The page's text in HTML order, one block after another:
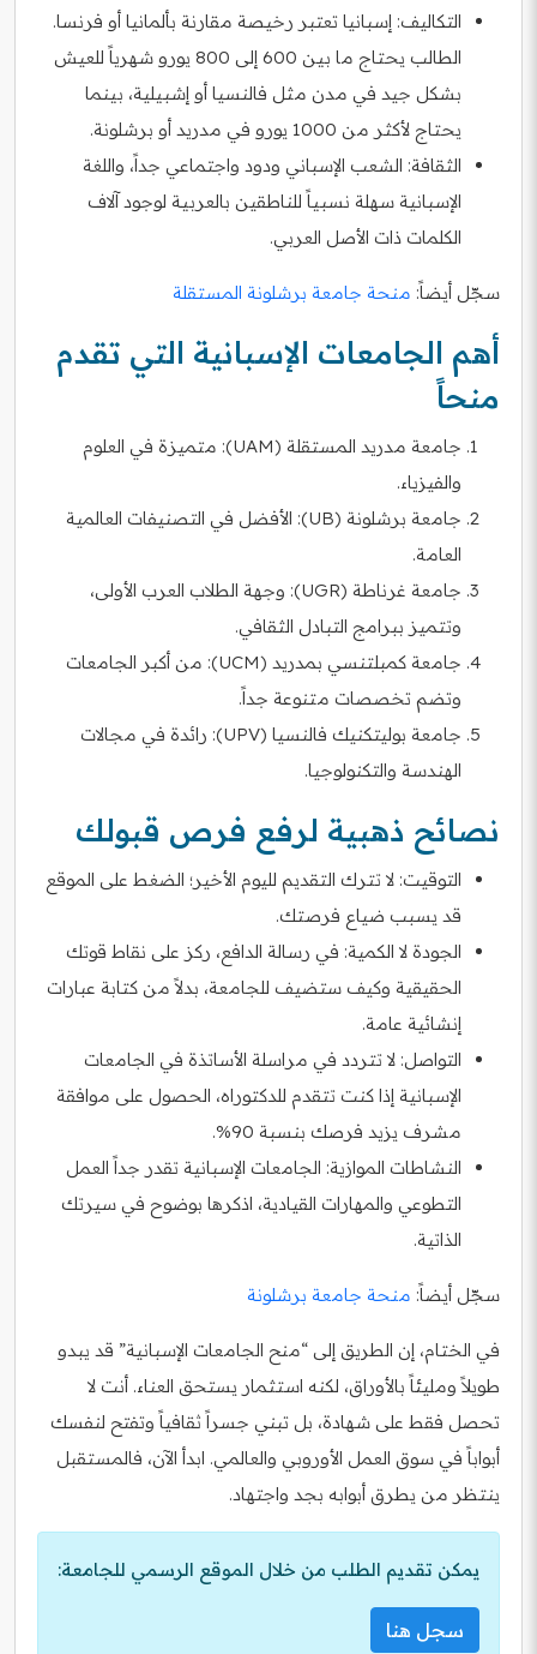
التكاليف: إسبانيا تعتبر رخيصة مقارنة بألمانيا أو فرنسا.
الطالب يحتاج ما بين 600 إلى 800 يورو شهرياً للعيش
بشكل جيد في مدن مثل فالنسيا أو إشبيلية، بينما
يحتاج لأكثر من 1000 يورو في مدريد أو برشلونة.
الثقافة: الشعب الإسباني ودود واجتماعي جداً، واللغة
الإسبانية سهلة نسبياً للناطقين بالعربية لوجود آلاف
الكلمات ذات الأصل العربي.
سجّل أيضاً: منحة جامعة برشلونة المستقلة
أهم الجامعات الإسبانية التي تقدم
منحاً
جامعة مدريد المستقلة (UAM): متميزة في العلوم
والفيزياء.
جامعة برشلونة (UB): الأفضل في التصنيفات العالمية
العامة.
جامعة غرناطة (UGR): وجهة الطلاب العرب الأولى،
وتتميز ببرامج التبادل الثقافي.
جامعة كمبلتنسي بمدريد (UCM): من أكبر الجامعات
وتضم تخصصات متنوعة جداً.
جامعة بوليتكنيك فالنسيا (UPV): رائدة في مجالات
الهندسة والتكنولوجيا.
نصائح ذهبية لرفع فرص قبولك
التوقيت: لا تترك التقديم لليوم الأخير؛ الضغط على الموقع
قد يسبب ضياع فرصتك.
الجودة لا الكمية: في رسالة الدافع، ركز على نقاط قوتك
الحقيقية وكيف ستضيف للجامعة، بدلاً من كتابة عبارات
إنشائية عامة.
التواصل: لا تتردد في مراسلة الأساتذة في الجامعات
الإسبانية إذا كنت تتقدم للدكتوراه، الحصول على موافقة
مشرف يزيد فرصك بنسبة 90%.
النشاطات الموازية: الجامعات الإسبانية تقدر جداً العمل
التطوعي والمهارات القيادية، اذكرها بوضوح في سيرتك
الذاتية.
سجّل أيضاً: منحة جامعة برشلونة
في الختام، إن الطريق إلى “منح الجامعات الإسبانية” قد يبدو
طويلاً ومليئاً بالأوراق، لكنه استثمار يستحق العناء. أنت لا
تحصل فقط على شهادة، بل تبني جسراً ثقافياً وتفتح لنفسك
أبواباً في سوق العمل الأوروبي والعالمي. ابدأ الآن، فالمستقبل
ينتظر من يطرق أبوابه بجد واجتهاد.
يمكن تقديم الطلب من خلال الموقع الرسمي للجامعة:
سجل هنا